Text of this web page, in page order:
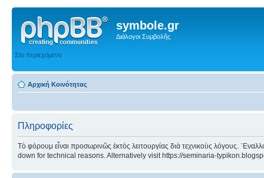
symbole.gr
Διάλογοι Συμβολῆς
Στο περιεχόμενο
Αρχική Κοινότητας
Πληροφορίες
Τὸ φόρουμ εἶναι προσωρινῶς ἐκτὸς λειτουργίας διὰ τεχνικοὺς λόγους.
down for technical reasons. Alternatively visit https://seminaria-